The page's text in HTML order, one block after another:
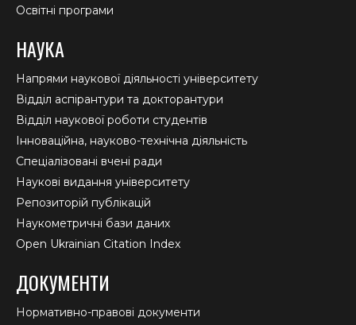
Освітні програми
НАУКА
Напрями наукової діяльності університету
Відділ аспірантури та докторантури
Відділ наукової роботи студентів
Інноваційна, науково-технічна діяльність
Спеціалізовані вчені ради
Наукові видання університету
Репозиторій публікацій
Наукометричні бази даних
Open Ukrainian Citation Index
ДОКУМЕНТИ
Нормативно-правові документи